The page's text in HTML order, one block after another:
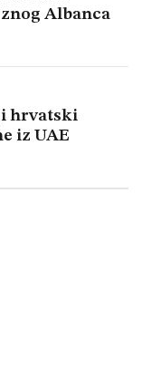
Albanca
hrvatski
iz UAE